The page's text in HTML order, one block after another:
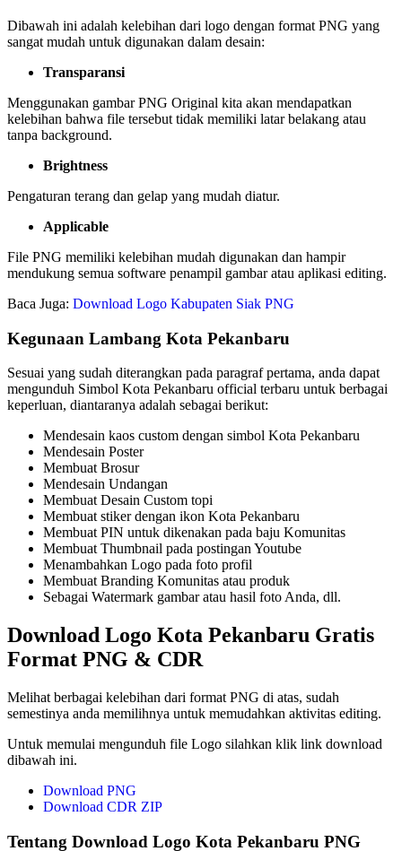
Dibawah ini adalah kelebihan dari logo dengan format PNG yang
sangat mudah untuk digunakan dalam desain:
Transparansi
Menggunakan gambar PNG Original kita akan mendapatkan
kelebihan bahwa file tersebut tidak memiliki latar belakang atau
tanpa background.
Brightness
Pengaturan terang dan gelap yang mudah diatur.
Applicable
File PNG memiliki kelebihan mudah digunakan dan hampir
mendukung semua software penampil gambar atau aplikasi editing.
Baca Juga: Download Logo Kabupaten Siak PNG
Kegunaan Lambang Kota Pekanbaru
Sesuai yang sudah diterangkan pada paragraf pertama, anda dapat
mengunduh Simbol Kota Pekanbaru official terbaru untuk berbagai
keperluan, diantaranya adalah sebagai berikut:
Mendesain kaos custom dengan simbol Kota Pekanbaru
Mendesain Poster
Membuat Brosur
Mendesain Undangan
Membuat Desain Custom topi
Membuat stiker dengan ikon Kota Pekanbaru
Membuat PIN untuk dikenakan pada baju Komunitas
Membuat Thumbnail pada postingan Youtube
Menambahkan Logo pada foto profil
Membuat Branding Komunitas atau produk
Sebagai Watermark gambar atau hasil foto Anda, dll.
Download Logo Kota Pekanbaru Gratis
Format PNG & CDR
Melihat berbagai kelebihan dari format PNG di atas, sudah
semestinya anda memilihnya untuk memudahkan aktivitas editing.
Untuk memulai mengunduh file Logo silahkan klik link download
dibawah ini.
Download PNG
Download CDR ZIP
Tentang Download Logo Kota Pekanbaru PNG